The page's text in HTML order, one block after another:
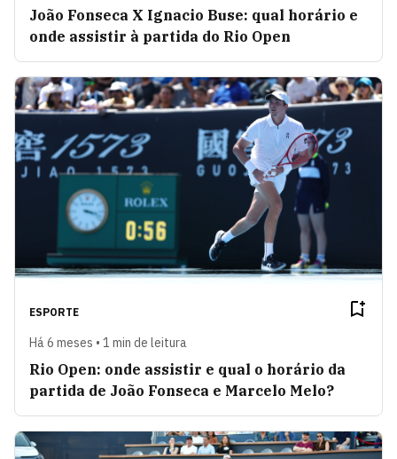
João Fonseca X Ignacio Buse: qual horário e
onde assistir à partida do Rio Open
ESPORTE
Há 6 meses • 1 min de leitura
Rio Open: onde assistir e qual o horário da
partida de João Fonseca e Marcelo Melo?